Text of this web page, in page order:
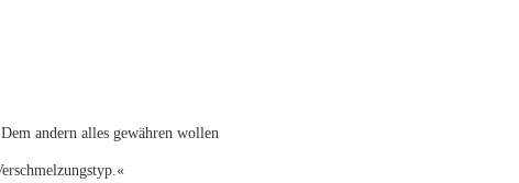
andern alles gewähren wollen